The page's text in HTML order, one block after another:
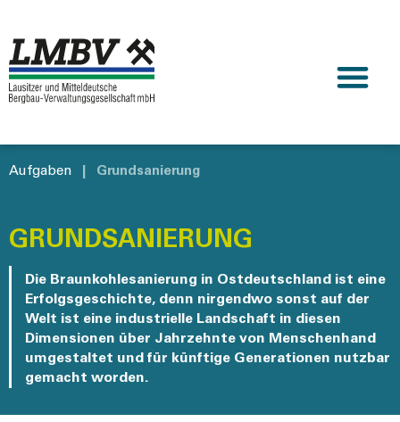
Aufgaben Grundsanierung
GRUNDSANIERUNG
Die Braunkohlesanierung in Ostdeutschland ist eine
Erfolgsgeschichte, denn nirgendwo sonst auf der
Welt ist eine industrielle Landschaft in diesen
Dimensionen über Jahrzehnte von Menschenhand
umgestaltet und für künftige Generationen nutzbar
gemacht worden.